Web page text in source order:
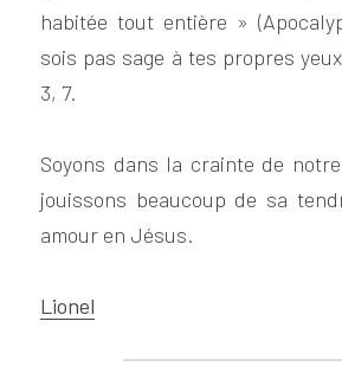
habitée tout entière »
sois pas sage à tes propres
3, 7.
Soyons dans la crainte de
jouissons beaucoup de sa
amour en Jésus.
Lionel